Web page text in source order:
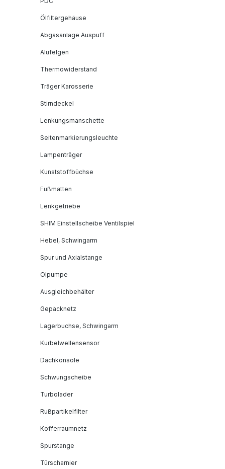
Ölfiltergehäuse
Abgasanlage Auspuff
Alufelgen
Thermowiderstand
Träger Karosserie
Stirndeckel
Lenkungsmanschette
Seitenmarkierungsleuchte
Lampenträger
Kunststoffbüchse
Fußmatten
Lenkgetriebe
SHIM Einstellscheibe Ventilspiel
Hebel, Schwingarm
Spur und Axialstange
Ölpumpe
Ausgleichbehälter
Gepäcknetz
Lagerbuchse, Schwingarm
Kurbelwellensensor
Dachkonsole
Schwungscheibe
Turbolader
Rußpartikelfilter
Kofferraumnetz
Spurstange
Türscharnier